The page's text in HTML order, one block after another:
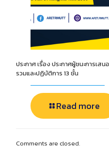
ประกาศ เรื่อง ประกาศผู้ชนะการเส
รวมและปฏิบัติการ 13 ชั้น
Read more
Comments are closed.